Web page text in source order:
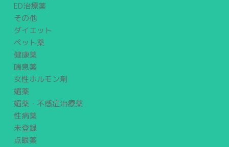
ED治療薬
その他
ダイエット
ペット薬
健康薬
喘息薬
女性ホルモン剤
媚薬
媚薬・不感症治療薬
性病薬
未登録
点眼薬